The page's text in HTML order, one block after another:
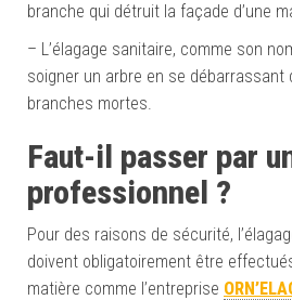
branche qui détruit la façade d’une
– L’élagage sanitaire, comme son
soigner un arbre en se débarrassant
branches mortes.
Faut-il passer par
professionnel ?
Pour des raisons de sécurité,
doivent obligatoirement être
matière comme l’entreprise